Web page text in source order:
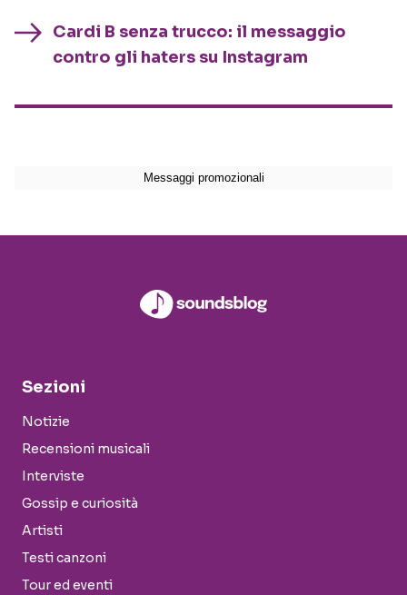
Cardi B senza trucco: il messaggio
contro gli haters su Instagram
Sezioni
Notizie
Recensioni musicali
Interviste
Gossip e curiosità
Artisti
Testi canzoni
Tour ed eventi